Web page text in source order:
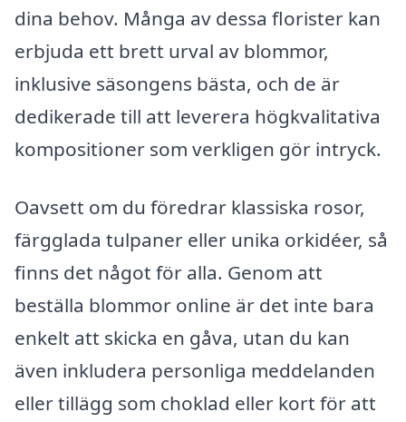
dina behov. Många av dessa florister kan
erbjuda ett brett urval av blommor,
inklusive säsongens bästa, och de är
dedikerade till att leverera högkvalitativa
kompositioner som verkligen gör intryck.
Oavsett om du föredrar klassiska rosor,
färgglada tulpaner eller unika orkidéer, så
finns det något för alla. Genom att
beställa blommor online är det inte bara
enkelt att skicka en gåva, utan du kan
även inkludera personliga meddelanden
eller tillägg som choklad eller kort för att